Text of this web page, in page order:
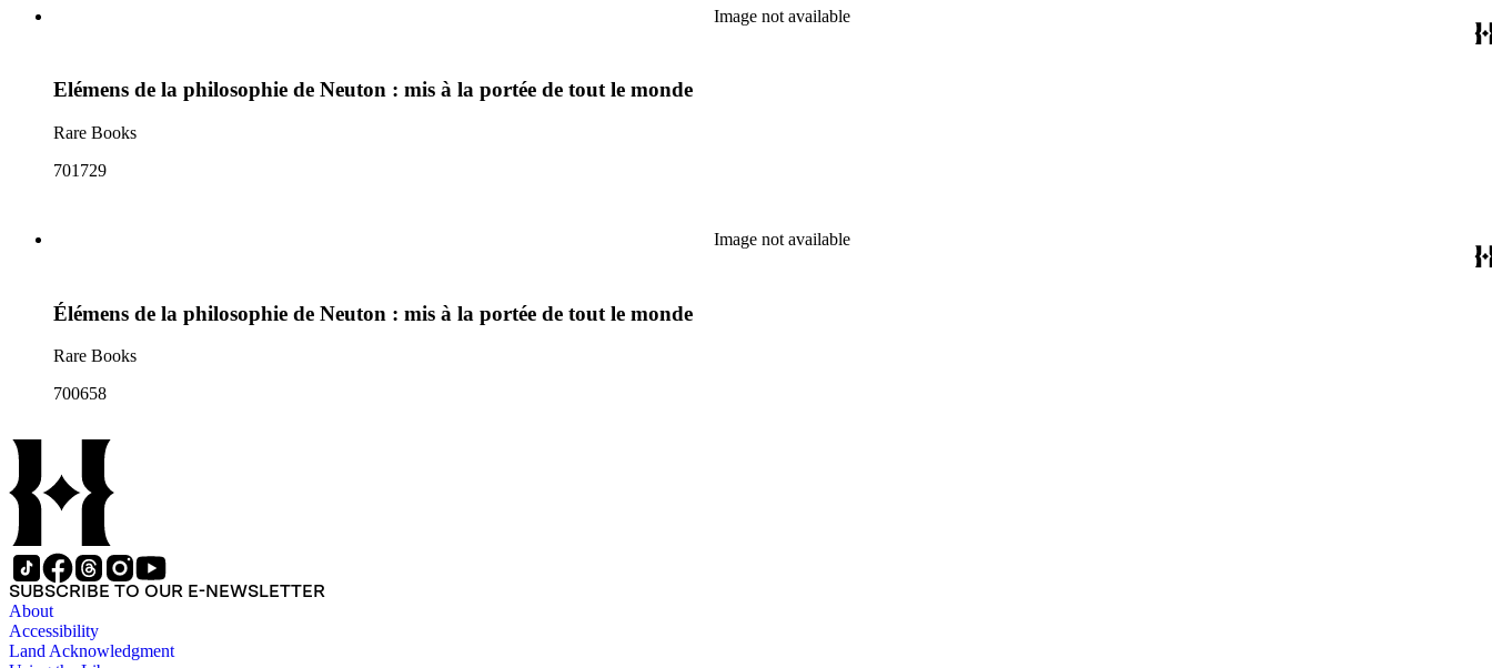
Image not available
Elémens de la philosophie de Neuton : mis à la portée de tout le monde
Rare Books
701729
Image not available
Élémens de la philosophie de Neuton : mis à la portée de tout le monde
Rare Books
700658
SUBSCRIBE TO OUR E-NEWSLETTER
About
Accessibility
Land Acknowledgment